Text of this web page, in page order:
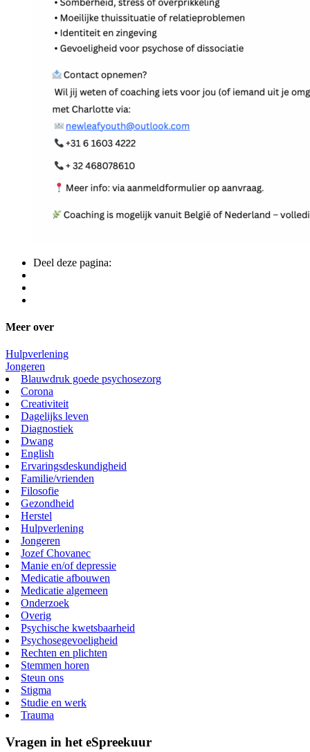
Deel deze pagina:
Meer over
Hulpverlening
Jongeren
Blauwdruk goede psychosezorg
Corona
Creativiteit
Dagelijks leven
Diagnostiek
Dwang
English
Ervaringsdeskundigheid
Familie/vrienden
Filosofie
Gezondheid
Herstel
Hulpverlening
Jongeren
Jozef Chovanec
Manie en/of depressie
Medicatie afbouwen
Medicatie algemeen
Onderzoek
Overig
Psychische kwetsbaarheid
Psychosegevoeligheid
Rechten en plichten
Stemmen horen
Steun ons
Stigma
Studie en werk
Trauma
Vragen in het eSpreekuur